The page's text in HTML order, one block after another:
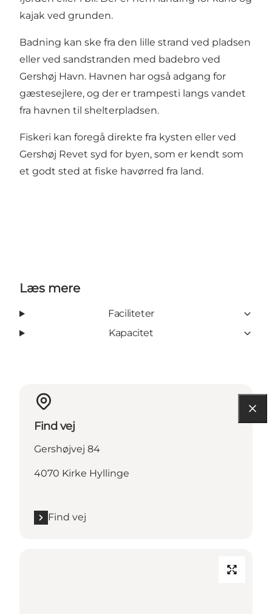
kajak ved grunden.
Badning kan ske fra den lille strand ved pladsen
eller ved sandstranden med badebro ved
Gershøj Havn. Havnen har også adgang for
gæstesejlere, og der er trampesti langs vandet
fra havnen til shelterpladsen.
Fiskeri kan foregå direkte fra kysten eller ved
Gershøj Revet syd for byen, som er kendt som
et godt sted at fiske havørred fra land.
Læs mere
Faciliteter
Kapacitet
Find vej
Gershøjvej 84
4070 Kirke Hyllinge
Find vej